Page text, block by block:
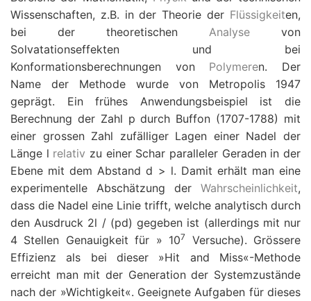
Wissenschaften, z.B. in der Theorie der Flüssigkeiten,
bei der theoretischen Analyse von
Solvatationseffekten und bei
Konformationsberechnungen von Polymeren. Der
Name der Methode wurde von Metropolis 1947
geprägt. Ein frühes Anwendungsbeispiel ist die
Berechnung der Zahl p durch Buffon (1707-1788) mit
einer grossen Zahl zufälliger Lagen einer Nadel der
Länge l relativ zu einer Schar paralleler Geraden in der
Ebene mit dem Abstandd > l. Damit erhält man eine
experimentelle Abschätzung der Wahrscheinlichkeit,
dass die Nadel eine Linie trifft, welche analytisch durch
den Ausdruck 2l / (pd) gegeben ist (allerdings mit nur
4 Stellen Genauigkeit für » 107
Versuche). Grössere
Effizienz als bei dieser »Hit and Miss«-Methode
erreicht man mit der Generation der Systemzustände
nach der »Wichtigkeit«. Geeignete Aufgaben für dieses